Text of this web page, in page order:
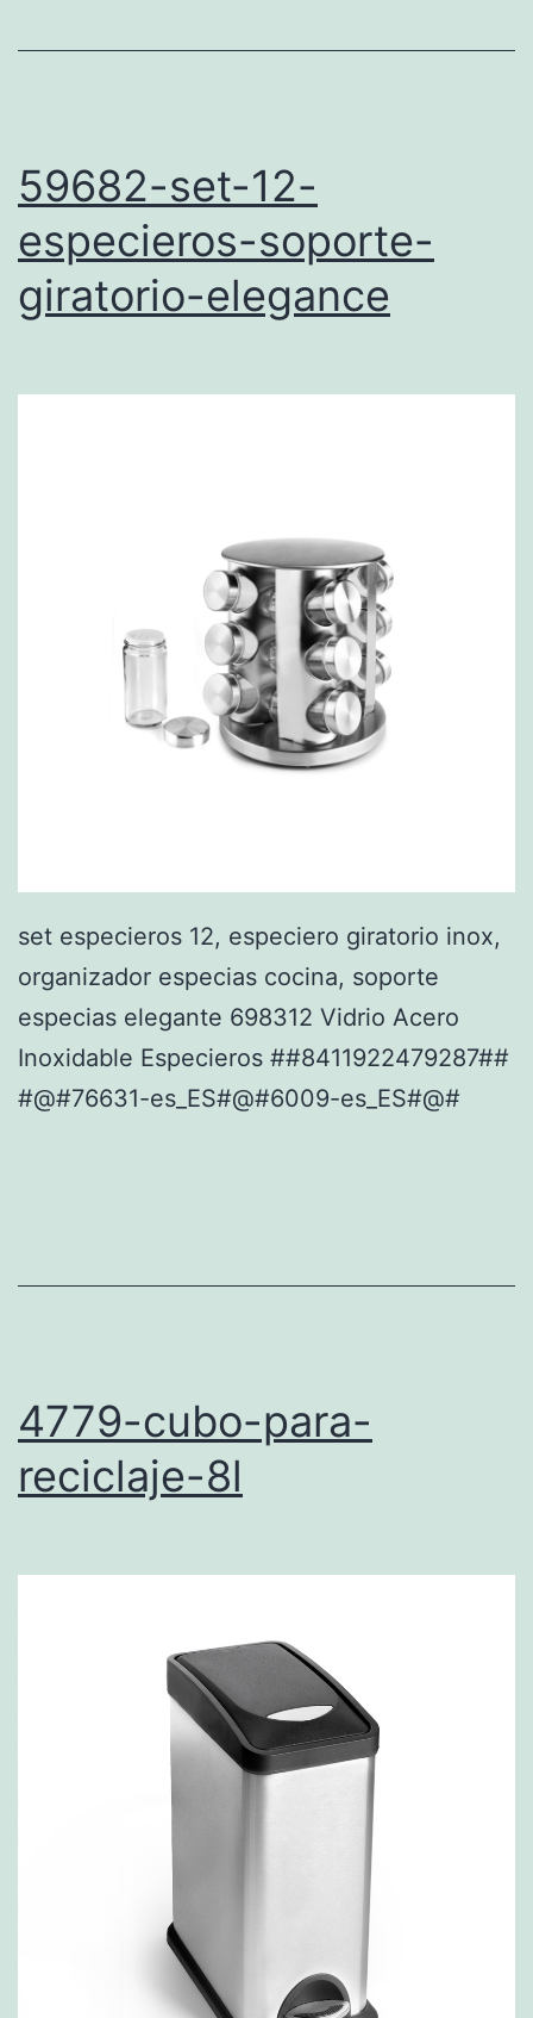
59682-set-12-
especieros-soporte-
giratorio-elegance
set especieros 12, especiero giratorio inox,
organizador especias cocina, soporte
especias elegante 698312 Vidrio Acero
Inoxidable Especieros ##8411922479287##
#@#76631-es_ES#@#6009-es_ES#@#
4779-cubo-para-
reciclaje-8l